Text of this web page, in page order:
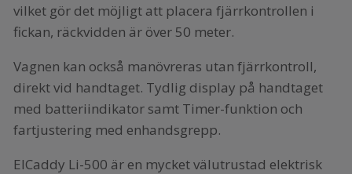
vilket gör det möjligt att placera fjärrkontrollen i
fickan, räckvidden är över 50 meter.
Vagnen kan också manövreras utan fjärrkontroll,
direkt vid handtaget. Tydlig display på handtaget
med batteriindikator samt Timer-funktion och
fartjustering med enhandsgrepp.
ElCaddy Li-500 är en mycket välutrustad elektrisk